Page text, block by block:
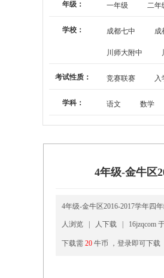
年级： 一年级 二年
学校： 成都七中 成
川师大附中
考试性质： 竞赛联赛 入
学科： 语文 数学
4年级-金牛区
4年级-金牛区2016-2017学年四
人浏览 | 人下载 | 16jzqcom
下载需 20 牛币 ，登录即可下